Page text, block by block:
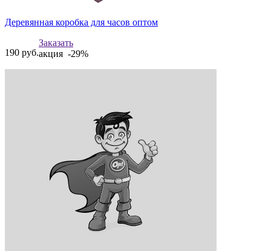
Деревянная коробка для часов оптом
190 руб.
Заказать
акция -29%